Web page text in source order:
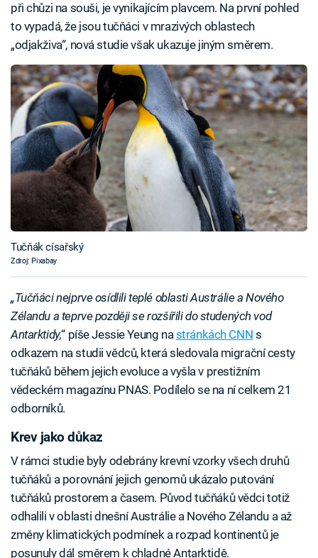
při chůzi na souši, je vynikajícím plavcem. Na první pohled
to vypadá, že jsou tučňáci v mrazivých oblastech
„odjakživa“, nová studie však ukazuje jiným směrem.
Tučňák císařský
Zdroj: Pixabay
„Tučňáci nejprve osídlili teplé oblasti Austrálie a Nového
Zélandu a teprve později se rozšířili do studených vod
Antarktidy,“ píše Jessie Yeung na stránkách CNN s
odkazem na studii vědců, která sledovala migrační cesty
tučňáků během jejich evoluce a vyšla v prestižním
vědeckém magazínu PNAS. Podílelo se na ní celkem 21
odborníků.
Krev jako důkaz
V rámci studie byly odebrány krevní vzorky všech druhů
tučňáků a porovnání jejich genomů ukázalo putování
tučňáků prostorem a časem. Původ tučňáků vědci totiž
odhalili v oblasti dnešní Austrálie a Nového Zélandu a až
změny klimatických podmínek a rozpad kontinentů je
posunuly dál směrem k chladné Antarktidě.